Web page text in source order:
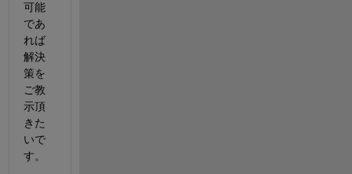
可能
であ
れば
解決
策を
ご教
示頂
きた
いで
す。